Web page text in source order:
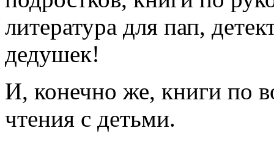
литература для пап,
дедушек!
И, конечно же, книги по
чтения с детьми.